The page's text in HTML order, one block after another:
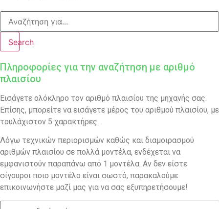
Search
Πληροφορίες για την αναζήτηση με αριθμό
πλαισίου
Εισάγετε ολόκληρο τον αριθμό πλαισίου της μηχανής σας.
Επίσης, μπορείτε να εισάγετε μέρος του αριθμού πλαισίου, με
τουλάχιστον 5 χαρακτήρες.
Λόγω τεχνικών περιορισμών καθώς και διαμοιρασμού
αριθμών πλαισίου σε πολλά μοντέλα, ενδέχεται να
εμφανιστούν παραπάνω από 1 μοντέλα. Αν δεν είστε
σίγουροι ποιο μοντέλο είναι σωστό, παρακαλούμε
επικοινωνήστε μαζί μας για να σας εξυπηρετήσουμε!